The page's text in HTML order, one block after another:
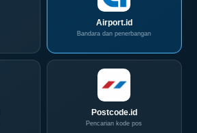
Airport.id
Bandara dan penerbangan
Postcode.id
Pencarian kode pos